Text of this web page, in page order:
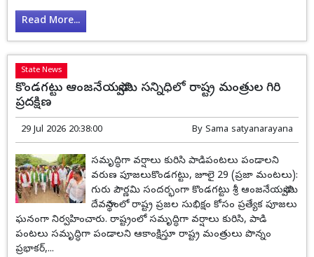
Read More...
State News
కొండగట్టు ఆంజనేయస్వామి సన్నిధిలో రాష్ట్ర మంత్రుల గిరి
ప్రదక్షిణ
29 Jul 2026 20:38:00 By Sama satyanarayana
సమృద్ధిగా వర్షాలు కురిసి పాడిపంటలు పండాలని
వరుణ పూజలుకొండగట్టు, జూలై 29 (ప్రజా మంటలు):
గురు పౌర్ణమి సందర్భంగా కొండగట్టు శ్రీ ఆంజనేయస్వామి
దేవస్థానంలో రాష్ట్ర ప్రజల సుభిక్షం కోసం ప్రత్యేక పూజలు
ఘనంగా నిర్వహించారు. రాష్ట్రంలో సమృద్ధిగా వర్షాలు కురిసి, పాడి
పంటలు సమృద్ధిగా పండాలని ఆకాంక్షిస్తూ రాష్ట్ర మంత్రులు పొన్నం
ప్రభాకర్,...